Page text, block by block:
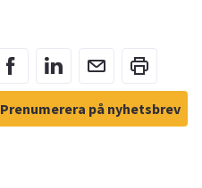
Prenumerera på nyhetsbrev